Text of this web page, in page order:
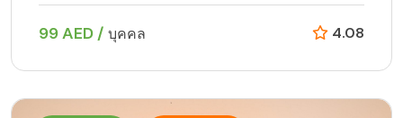
99 AED / บุคคล 4.08